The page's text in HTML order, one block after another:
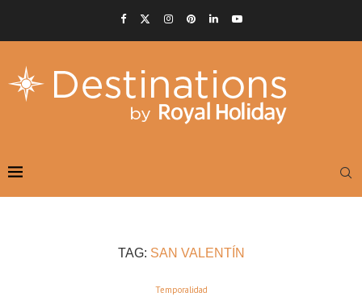
TAG: SAN VALENTÍN
Temporalidad